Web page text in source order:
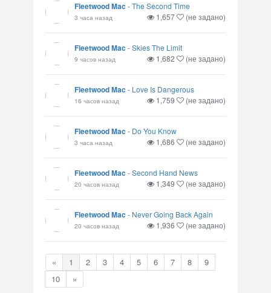
Fleetwood Mac -The Second Time
3 часа назад 1,657 (не задано)
Fleetwood Mac -Skies The Limit
9 часов назад 1,682 (не задано)
Fleetwood Mac - Love Is Dangerous
16 часов назад 1,759 (не задано)
Fleetwood Mac - Do You Know
3 часа назад 1,686 (не задано)
Fleetwood Mac -Second Hand News
20 часов назад 1,349 (не задано)
Fleetwood Mac - Never Going Back Again
20 часов назад 1,936 (не задано)
« 1 2 3 4 5 6 7 8
9
10
»